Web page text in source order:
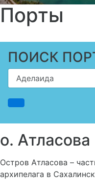
Порты
ПОИСК
о. Атласова
Остров Атласова –
архипелага в